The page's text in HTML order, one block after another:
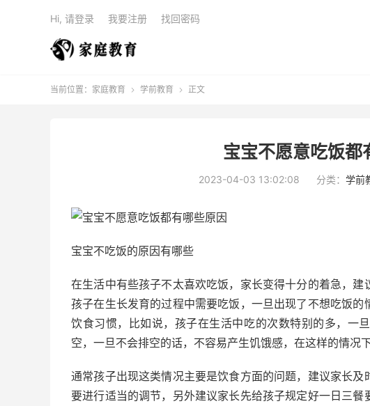
Hi, 请登录 我要注册 找回密码
当前位置： 家庭教育  学前教育  正文
宝宝不愿意吃饭都
2023-04-03 13:02:08 分类： 学前
宝宝不吃饭的原因有哪些
在生活中有些孩子不太喜欢吃饭，家长变得十分的着急，
孩子在生长发育的过程中需要吃饭，一旦出现了不想吃饭
饮食习惯，比如说，孩子在生活中吃的次数特别的多，一
空，一旦不会排空的话，不容易产生饥饿感，在这样的情况
通常孩子出现这类情况主要是饮食方面的问题，建议家长
要进行适当的调节，另外建议家长先给孩子规定好一日三